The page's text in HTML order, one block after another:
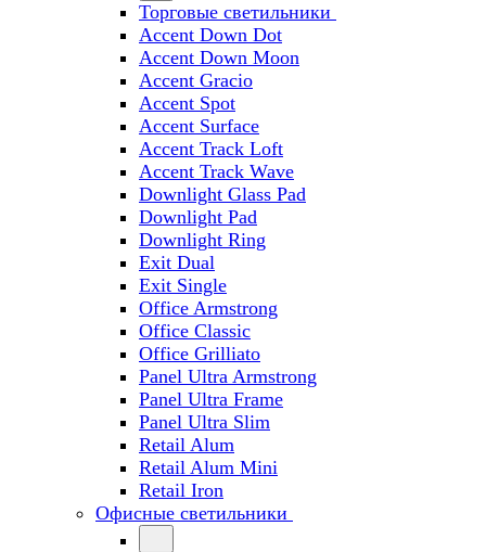
Торговые светильники
Accent Down Dot
Accent Down Moon
Accent Gracio
Accent Spot
Accent Surface
Accent Track Loft
Accent Track Wave
Downlight Glass Pad
Downlight Pad
Downlight Ring
Exit Dual
Exit Single
Office Armstrong
Office Classic
Office Grilliato
Panel Ultra Armstrong
Panel Ultra Frame
Panel Ultra Slim
Retail Alum
Retail Alum Mini
Retail Iron
Офисные светильники